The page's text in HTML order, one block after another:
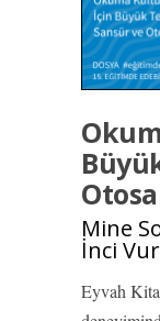
Mine
İnci
Eyvah